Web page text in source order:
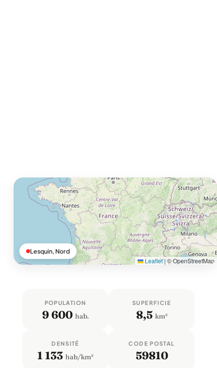
Leaflet |© OpenStreetMap
Lesquin, Nord
POPULATION
9 600 hab.
SUPERFICIE
8,5 km²
DENSITÉ
1 133 hab/km²
CODE POSTAL
59810